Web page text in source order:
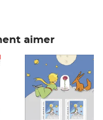
aimer
Prix 6,25€ HT